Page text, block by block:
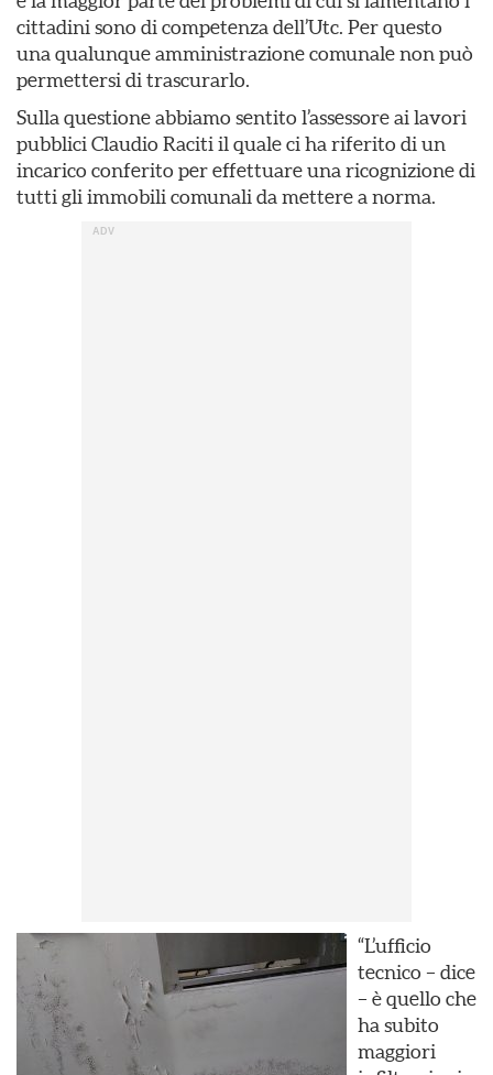
cittadini sono di competenza dell’Utc. Per questo
una qualunque amministrazione comunale non può
permettersi di trascurarlo.
Sulla questione abbiamo sentito l’assessore ai lavori
pubblici Claudio Raciti il quale ci ha riferito di un
incarico conferito per effettuare una ricognizione di
tutti gli immobili comunali da mettere a norma.
“L’ufficio
tecnico – dice
– è quello che
ha subito
maggiori